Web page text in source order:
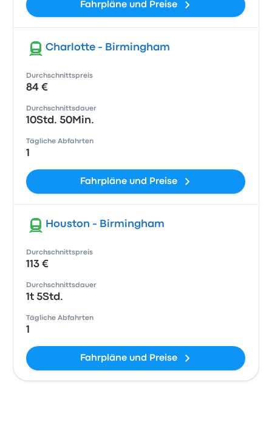
Fahrpläne und Preise
Charlotte - Birmingham
Durchschnittspreis
84 €
Durchschnittsdauer
10Std. 50Min.
Tägliche Abfahrten
1
Fahrpläne und Preise
Houston - Birmingham
Durchschnittspreis
113 €
Durchschnittsdauer
1t 5Std.
Tägliche Abfahrten
1
Fahrpläne und Preise